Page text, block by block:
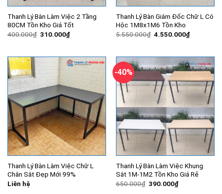
Thanh Lý Bàn Làm Việc 2 Tầng
80CM Tồn Kho Giá Tốt
400.000₫ Giá
310.000₫Giá
hiện
310.000₫.
Thanh Lý Bàn Giám Đốc Chữ L Có
Hộc 1M8x1M6 Tồn Kho
5.550.000₫ Giá
4.550.000₫Giá
hiện
Thanh Lý Bàn Làm Việc Chữ L
Chân Sắt Đẹp Mới 99%
Liên hệ
-40%
Thanh Lý Bàn Làm Việc Khung
Sắt 1M-1M2 Tồn Kho Giá Rẻ
650.000₫ Giá
390.000₫Giá
hiện